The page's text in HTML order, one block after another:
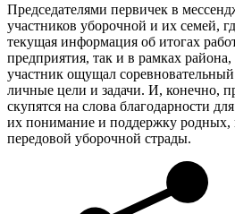
Председателями первичек в
участников уборочной и их семей,
текущая информация об итогах
предприятия, так и в рамках
участник ощущал
личные цели и задачи. И, конечно,
скупятся на слова благодарности
их понимание и поддержку родных,
передовой уборочной страды.